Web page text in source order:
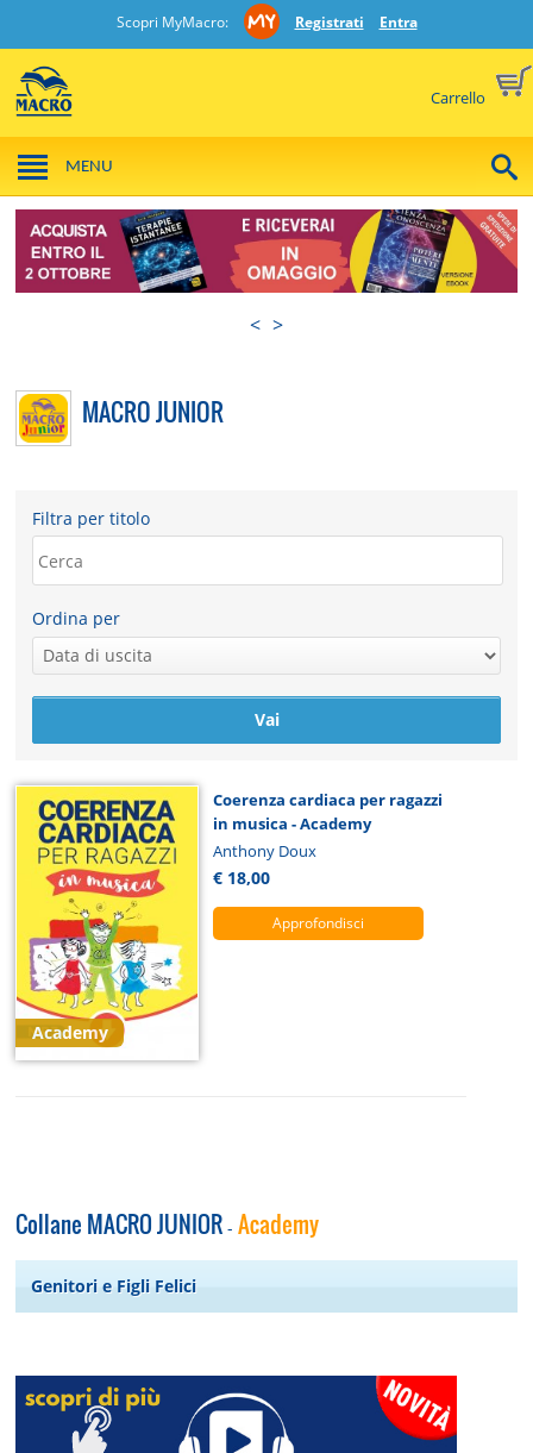
Scopri MyMacro: Registrati Entra
Carrello
MENU
< >
MACRO JUNIOR
Filtra per titolo
Ordina per
Academy
Coerenza cardiaca per ragazzi
in musica - Academy
Anthony Doux
€ 18,00
Approfondisci
Collane MACRO JUNIOR -Academy
Genitori e Figli Felici